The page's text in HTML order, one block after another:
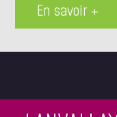
En savoir +